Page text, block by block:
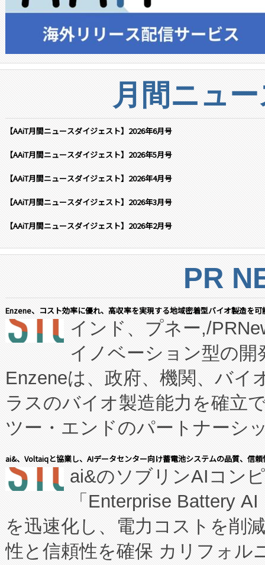
月間ニュ
【AAiT月間ニュースダイジェスト】2026年6月号
【AAiT月間ニュースダイジェスト】2026年5月号
【AAiT月間ニュースダイジェスト】2026年4月号
【AAiT月間ニュースダイジェスト】2026年3月号
【AAiT月間ニュースダイジェスト】2026年2月号
PR
Enzene、コスト効率に優れ、高収率を実現する地域密着型バイオ製造を
インド、プネー,/
イノベーション型の
Enzeneは、政府、機関、バイ
ラスのバイオ製造能力を確立
ツー・エンドのパートナーシ
表しました。 同社の実績ある
manufacturing™ (FCCM™) プ
たNeXは、バイオ医薬品製造
従来のフェッドバッチ施設の
に、患者やサプライチェーン
ai&、Voltaiqと協業し、AIデータセンター向け蓄電池システムの品質、信
ai&のソブリンAIコン
「Enterprise Battery
を迅速化し、電力コストを削
性と信頼性を確保 カリフォル